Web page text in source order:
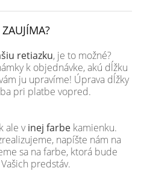
retiazku, je to možné?
k objednávke, akú dĺžku
ju upravíme! Úprava dĺžky
pri platbe vopred.
ale vinej farbe kamienku.
napíšte nám na
sa na farbe, ktorá bude
predstáv.